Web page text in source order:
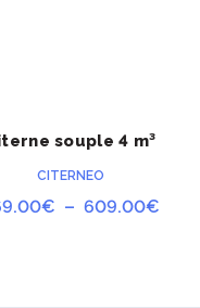
ACHETER
souple 4 m³
CITERNEO
€ – 609.00€Plage